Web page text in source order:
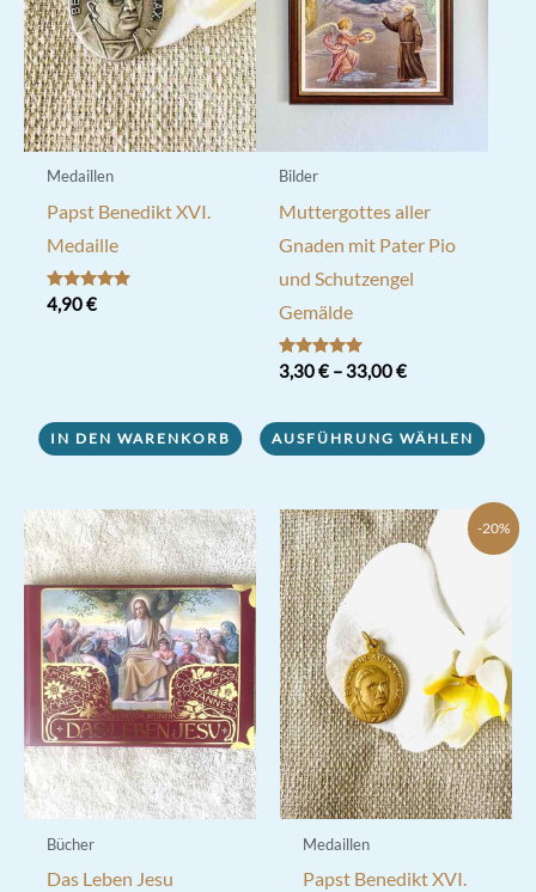
auf
der
Produktseite
gewählt
werden
Medaillen
Papst Benedikt XVI.
Medaille
Bewertet mit
5.00
4,90€
IN DEN WARENKORB
Bilder
Muttergottes aller
Gnaden mit Pater Pio
und Schutzengel
Gemälde
Bewertet mit
5.00
3,30€– 33,00€
AUSFÜHRUNG WÄHLEN
Produkt
mehrere
Varianten
auf.
Die
Optionen
können
auf
der
Produktseite
gewählt
werden
Bücher
Das Leben Jesu
-20%
Medaillen
Papst Benedikt XVI.